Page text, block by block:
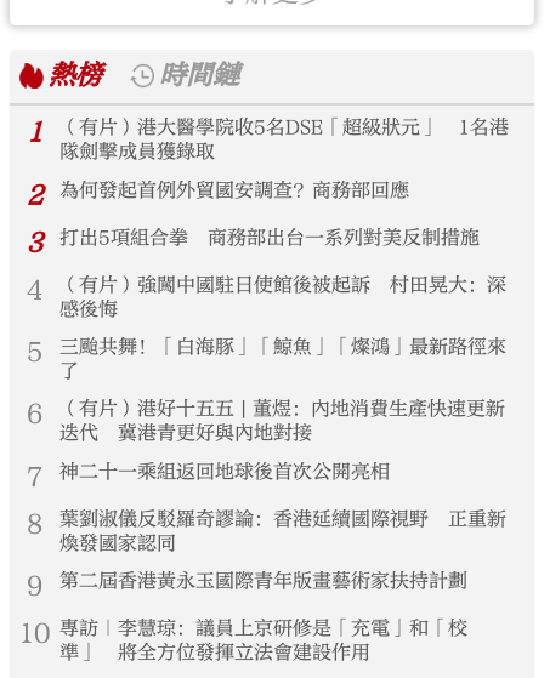
熱榜
時間鏈
1
（有片）港大醫學院收5名DSE「超級狀元」 1名港
隊劍擊成員獲錄取
2 為何發起首例外貿國安調查？商務部回應
3 打出5項組合拳 商務部出台一系列對美反制措施
4
（有片）強闖中國駐日使館後被起訴 村田晃大：深
感後悔
5
三颱共舞！「白海豚」「鯨魚」「燦鴻」最新路徑來
了
6
（有片）港好十五五 | 董煜：內地消費生產快速更新
迭代 冀港青更好與內地對接
7 神二十一乘組返回地球後首次公開亮相
8
葉劉淑儀反駁羅奇謬論：香港延續國際視野 正重新
煥發國家認同
9 第二屆香港黃永玉國際青年版畫藝術家扶持計劃
10 專訪｜李慧琼：議員上京研修是「充電」和「校
準」 將全方位發揮立法會建設作用